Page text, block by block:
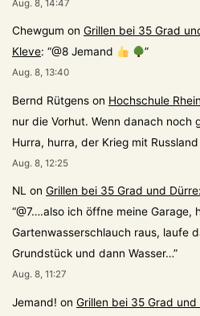
Aug. 8, 14:47
Chewgum on Grillen bei 35 Grad
Kleve: “@8 Jemand ”
Aug. 8, 13:40
Bernd Rütgens on Hochschule
nur die Vorhut. Wenn danach noch
Hurra, hurra, der Krieg mit
Aug. 8, 12:25
NL on Grillen bei 35 Grad und
“@7….also ich öffne meine Garage,
Gartenwasserschlauch raus, laufe
Grundstück und dann Wasser…”
Aug. 8, 11:27
Jemand! on Grillen bei 35 Grad